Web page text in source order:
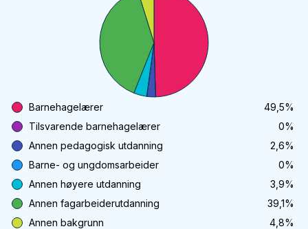
Barnehagelærer 49,5%
Tilsvarende barnehagelærer
0%
Annen pedagogisk utdanning
2,6%
Barne- og ungdomsarbeider
0%
Annen høyere utdanning
3,9%
Annen fagarbeiderutdanning
39,1%
Annen bakgrunn
4,8%